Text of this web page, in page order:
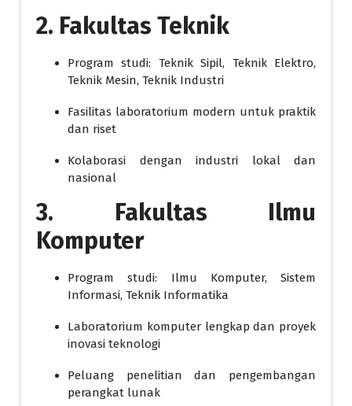
2. Fakultas Teknik
Program studi: Teknik Sipil, Teknik Elektro,
Teknik Mesin, Teknik Industri
Fasilitas laboratorium modern untuk praktik
dan riset
Kolaborasi dengan industri lokal dan
nasional
3. Fakultas Ilmu
Komputer
Program studi: Ilmu Komputer, Sistem
Informasi, Teknik Informatika
Laboratorium komputer lengkap dan proyek
inovasi teknologi
Peluang penelitian dan pengembangan
perangkat lunak